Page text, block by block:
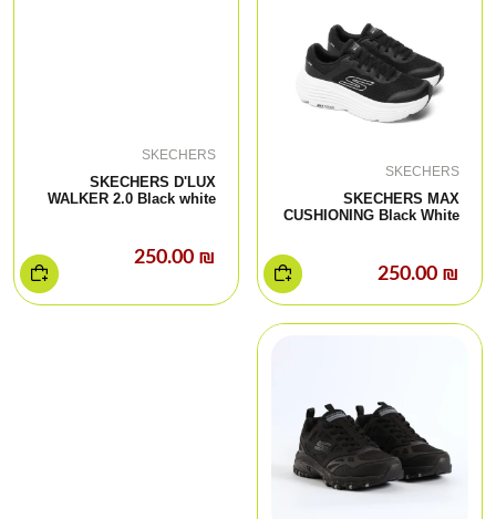
SKECHERS
SKECHERS MAX
CUSHIONING Black White
₪ 250.00
SKECHERS
SKECHERS D'LUX
WALKER 2.0 Black white
₪ 250.00